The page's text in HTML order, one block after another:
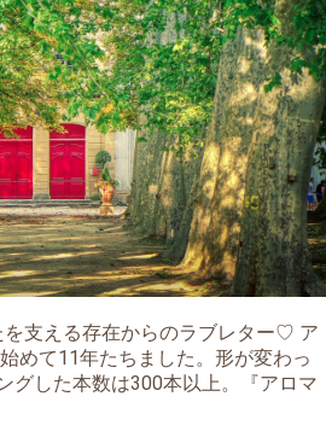
支える存在からのラブレター♡ ア
めて11年たちました。形が変わっ
グした本数は300本以上。『アロマ